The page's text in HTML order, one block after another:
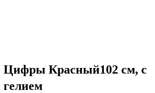
Цифры Красный102 см, с
гелием